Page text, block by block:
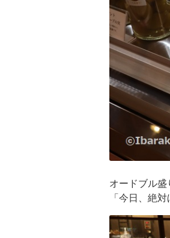
オードブル
「今日、絶